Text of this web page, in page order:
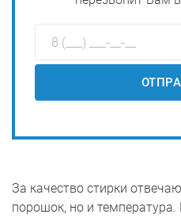
За качество стирки
порошок, но и температура.